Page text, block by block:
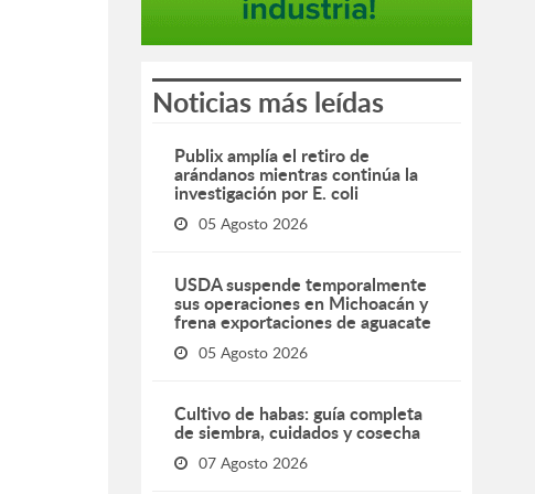
Noticias más leídas
Publix amplía el retiro de
arándanos mientras continúa la
investigación por E. coli
05 Agosto 2026
USDA suspende temporalmente
sus operaciones en Michoacán y
frena exportaciones de aguacate
05 Agosto 2026
Cultivo de habas: guía completa
de siembra, cuidados y cosecha
07 Agosto 2026